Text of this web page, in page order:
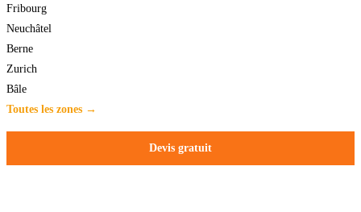
Fribourg
Neuchâtel
Berne
Zurich
Bâle
Toutes les zones →
Devis gratuit